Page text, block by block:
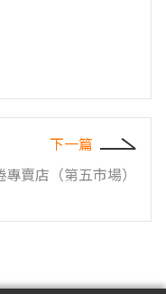
下一篇
賣店（第五市場）